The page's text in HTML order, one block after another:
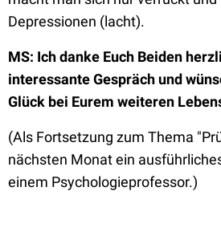
Depressionen (lacht).
MS: Ich danke Euch Beiden
interessante Gespräch und
Glück bei Eurem weiteren
(Als Fortsetzung zum Thema
nächsten Monat ein
einem Psychologieprofessor.)